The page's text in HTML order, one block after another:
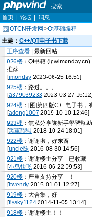
搜索
首页
论坛
消息
QTCN开发网 >Qt基础编程
主题： C++/QT电子书下载
正序查看 | 最新回帖
926楼 ：Qt书籍 (lgwimonday.cn)
推荐
[imonday 2023-06-25 16:53]
925楼 ：路过。。。
[a379039233 2023-03-27 16:12]
924楼 ：[图]第四版C++电子书，
[adong1007 2019-10-10 12:46]
923楼 ：無私分享讓新手學習幫
[黑軍聯盟 2018-10-24 18:01]
922楼 ：谢谢啦，好东西
[uncle陈 2016-08-30 14:56]
921楼 ：谢谢楼主分享，已收藏
[小鸟快飞 2016-06-22 09:53]
920楼 ：严重支持分享！！
[itwendy 2015-01-01 12:27]
919楼 ：大合集，好
[flysky1124 2014-11-05 13:14]
918楼 ：谢谢楼主！！！